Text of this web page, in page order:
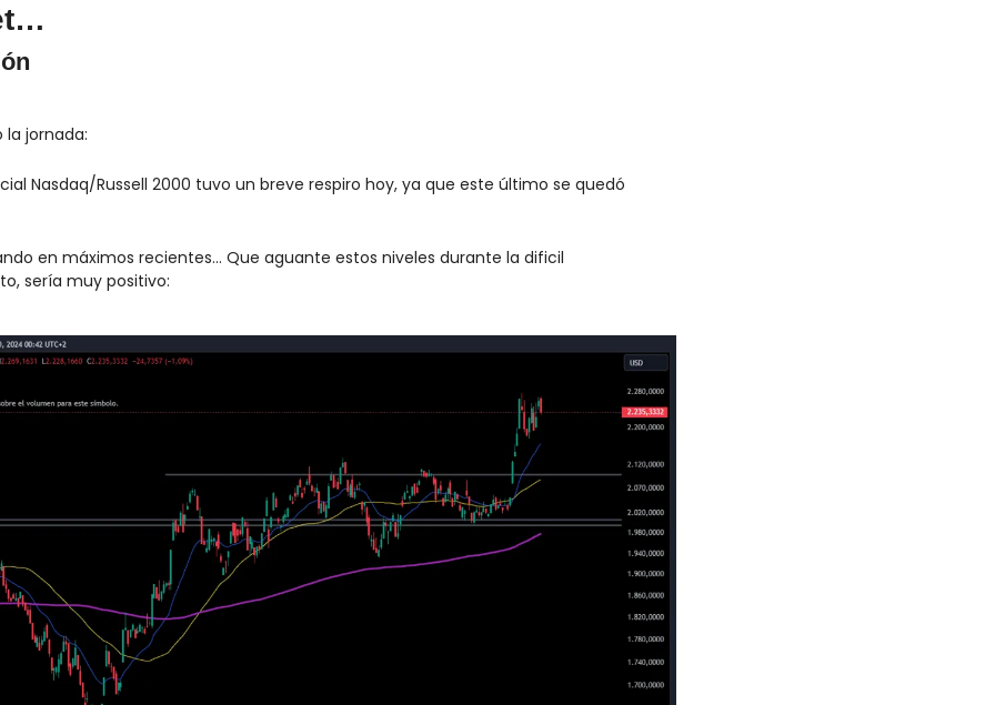
la jornada:
Nasdaq/Russell 2000 tuvo un breve respiro hoy, ya que este último se quedó
en máximos recientes… Que aguante estos niveles durante la dificil
sería muy positivo: